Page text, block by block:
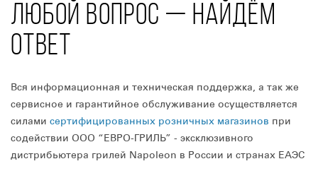
ЛЮБОЙ ВОПРОС — НАЙДЁМ
ОТВЕТ
Вся информационная и техническая поддержка, а так же
сервисное и гарантийное обслуживание осуществляется
силами сертифицированных розничных магазинов при
содействии ООО “ЕВРО-ГРИЛЬ” - эксклюзивного
дистрибьютера грилей Napoleon в России и странах ЕАЭС